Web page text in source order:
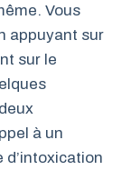
Vous
appuyant sur
sur le
à un